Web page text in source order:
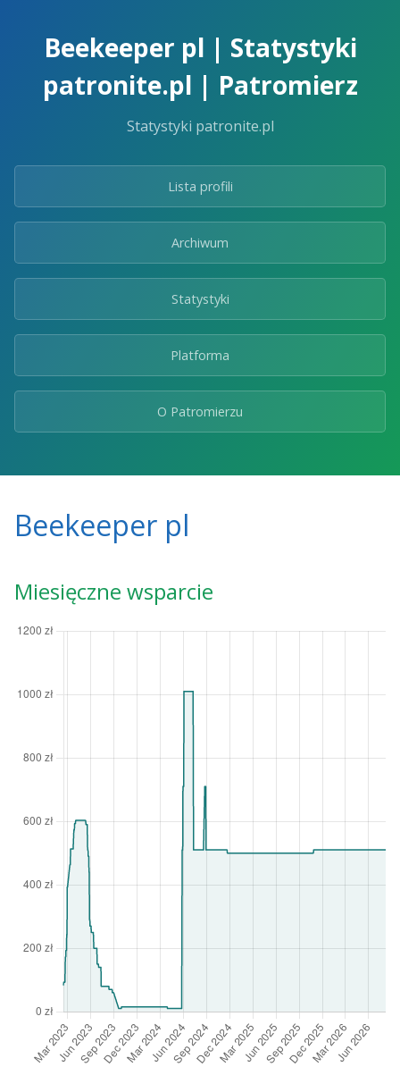
Beekeeper pl | Statystyki
patronite.pl | Patromierz
Statystyki patronite.pl
Lista profili
Archiwum
Statystyki
Platforma
O Patromierzu
Beekeeper pl
Miesięczne wsparcie